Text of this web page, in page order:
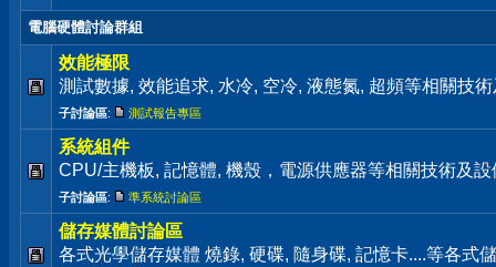
電腦硬體討論群組
效能極限
測試數據, 效能追求, 水冷, 空冷, 液態氮, 超頻等相關技
子討論區: 測試報告專區
系統組件
CPU/主機板, 記憶體, 機殼，電源供應器等相關技術及
子討論區: 準系統討論區
儲存媒體討論區
各式光學儲存媒體 燒錄, 硬碟, 隨身碟, 記憶卡....等各式